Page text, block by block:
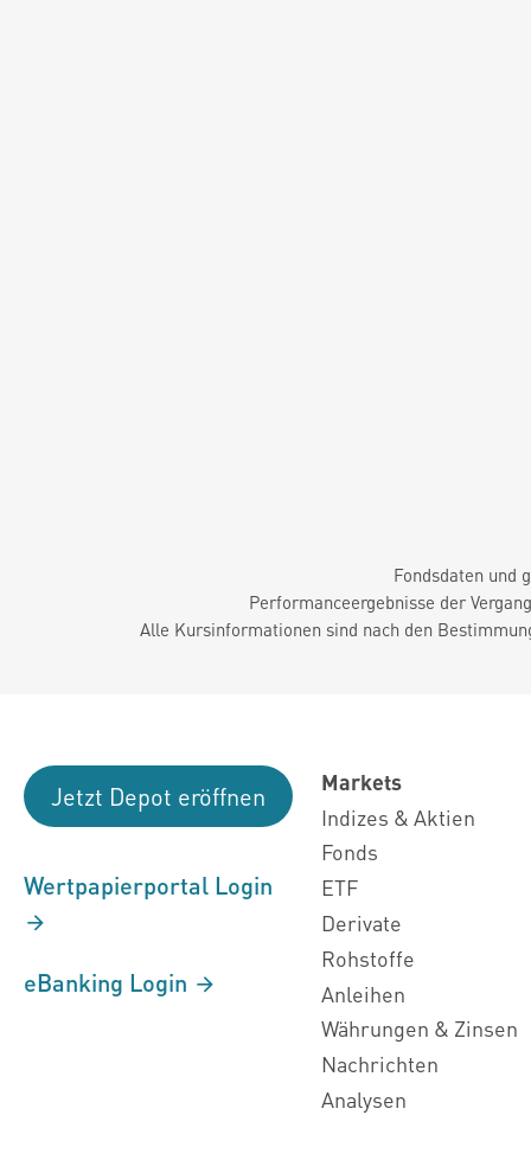
Fondsdaten und
Performanceergebnisse der
Alle Kursinformationen sind nach den
Jetzt Depot eröffnen
Wertpapierportal Login
eBanking Login
Markets
Indizes & Aktien
Fonds
ETF
Derivate
Rohstoffe
Anleihen
Währungen & Zinsen
Nachrichten
Analysen